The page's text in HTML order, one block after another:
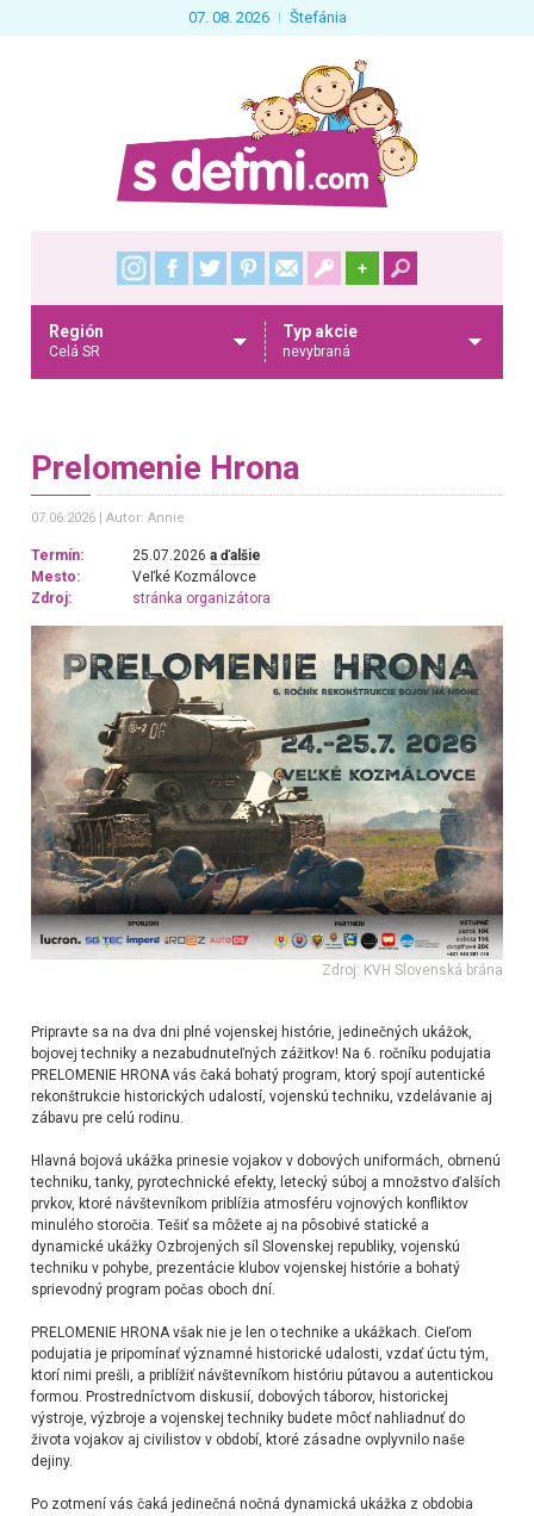
07. 08. 2026 Štefánia
+
Región
Celá SR
Typ akcie
nevybraná
Prelomenie Hrona
07.06.2026 Autor: Annie
Termín: 25.07.2026a ďalšie
Mesto:
Veľké Kozmálovce
Zdroj:
stránka organizátora
Zdroj: KVH Slovenská brána
Pripravte sa na dva dni plné vojenskej histórie, jedinečných ukážok,
bojovej techniky a nezabudnuteľných zážitkov! Na 6. ročníku podujatia
PRELOMENIE HRONA vás čaká bohatý program, ktorý spojí autentické
rekonštrukcie historických udalostí, vojenskú techniku, vzdelávanie aj
zábavu pre celú rodinu.
Hlavná bojová ukážka prinesie vojakov v dobových uniformách, obrnenú
techniku, tanky, pyrotechnické efekty, letecký súboj a množstvo ďalších
prvkov, ktoré návštevníkom priblížia atmosféru vojnových konfliktov
minulého storočia. Tešiť sa môžete aj na pôsobivé statické a
dynamické ukážky Ozbrojených síl Slovenskej republiky, vojenskú
techniku v pohybe, prezentácie klubov vojenskej histórie a bohatý
sprievodný program počas oboch dní.
PRELOMENIE HRONA však nie je len o technike a ukážkach. Cieľom
podujatia je pripomínať významné historické udalosti, vzdať úctu tým,
ktorí nimi prešli, a priblížiť návštevníkom históriu pútavou a autentickou
formou. Prostredníctvom diskusií, dobových táborov, historickej
výstroje, výzbroje a vojenskej techniky budete môcť nahliadnuť do
života vojakov aj civilistov v období, ktoré zásadne ovplyvnilo naše
dejiny.
Po zotmení vás čaká jedinečná nočná dynamická ukážka z obdobia